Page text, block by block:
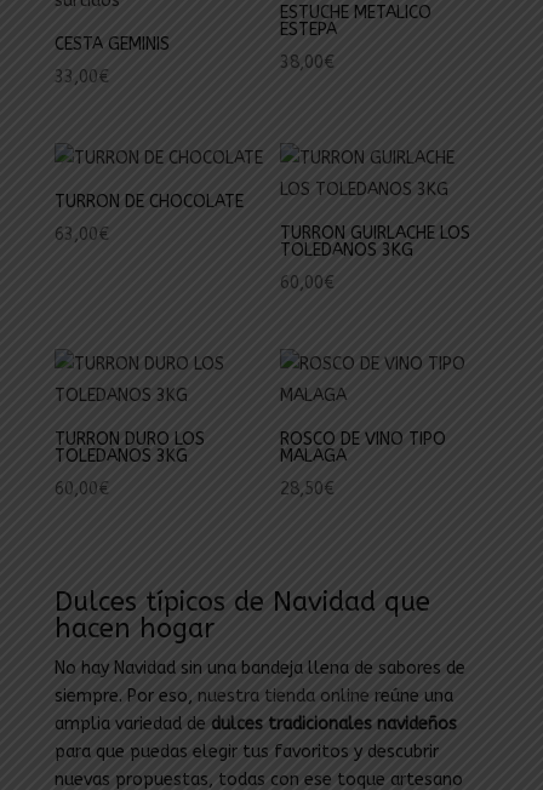
CESTA GEMINIS
33,00€
ESTUCHE METALICO
ESTEPA
38,00€
TURRON DE CHOCOLATE
63,00€
TURRON GUIRLACHE LOS
TOLEDANOS 3KG
60,00€
TURRON DURO LOS
TOLEDANOS 3KG
60,00€
ROSCO DE VINO TIPO
MALAGA
28,50€
Dulces típicos de Navidad que
hacen hogar
No hay Navidad sin una bandeja llena de sabores de
siempre. Por eso, nuestra tienda online reúne una
amplia variedad de dulces tradicionales navideños
para que puedas elegir tus favoritos y descubrir
nuevas propuestas, todas con ese toque artesano